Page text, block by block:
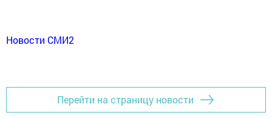
Новости СМИ2
Перейти на страницу новости